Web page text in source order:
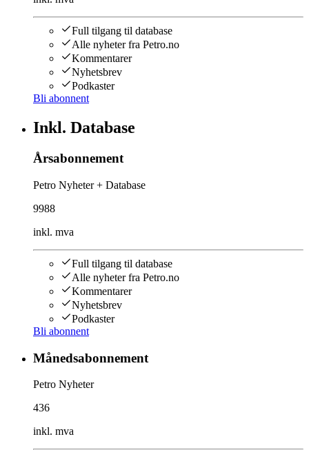
Full tilgang til database
Alle nyheter fra Petro.no
Kommentarer
Nyhetsbrev
Podkaster
Bli abonnent
Inkl. Database
Årsabonnement
Petro Nyheter + Database
9988
inkl. mva
Full tilgang til database
Alle nyheter fra Petro.no
Kommentarer
Nyhetsbrev
Podkaster
Bli abonnent
Månedsabonnement
Petro Nyheter
436
inkl. mva